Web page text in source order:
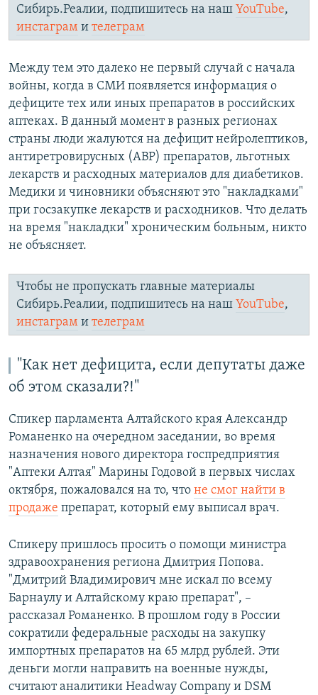
Сибирь.Реалии, подпишитесь на наш YouTube,
инстаграм и телеграм
Между тем это далеко не первый случай с начала
войны, когда в СМИ появляется информация о
дефиците тех или иных препаратов в российских
аптеках. В данный момент в разных регионах
страны люди жалуются на дефицит нейролептиков,
антиретровирусных (АВР) препаратов, льготных
лекарств и расходных материалов для диабетиков.
Медики и чиновники объясняют это "накладками"
при госзакупке лекарств и расходников. Что делать
на время "накладки" хроническим больным, никто
не объясняет.
Чтобы не пропускать главные материалы
Сибирь.Реалии, подпишитесь на наш YouTube,
инстаграм и телеграм
"Как нет дефицита, если депутаты даже
об этом сказали?!"
Спикер парламента Алтайского края Александр
Романенко на очередном заседании, во время
назначения нового директора госпредприятия
"Аптеки Алтая" Марины Годовой в первых числах
октября, пожаловался на то, что не смог найти в
продаже препарат, который ему выписал врач.
Спикеру пришлось просить о помощи министра
здравоохранения региона Дмитрия Попова.
"Дмитрий Владимирович мне искал по всему
Барнаулу и Алтайскому краю препарат", –
рассказал Романенко. В прошлом году в России
сократили федеральные расходы на закупку
импортных препаратов на 65 млрд рублей. Эти
деньги могли направить на военные нужды,
считают аналитики Headway Company и DSM